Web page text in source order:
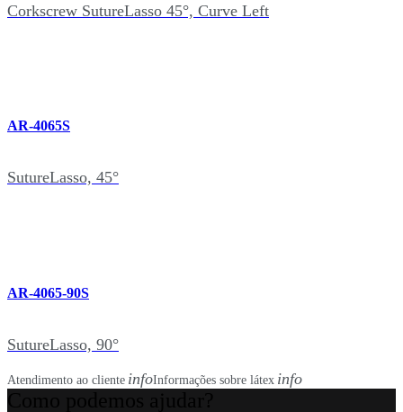
Corkscrew SutureLasso 45°, Curve Left
AR-4065S
SutureLasso, 45°
AR-4065-90S
SutureLasso, 90°
Atendimento ao cliente infoInformações sobre látex info